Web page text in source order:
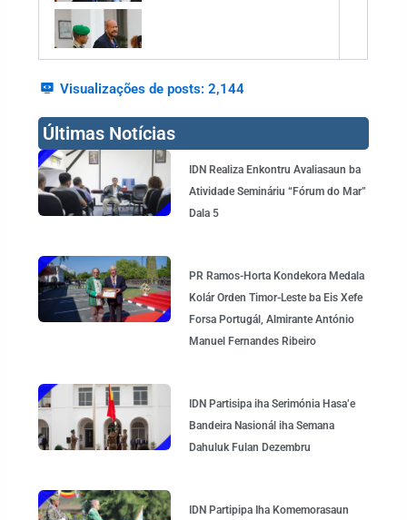
Visualizações de posts: 2,144
Últimas Notícias
IDN Realiza Enkontru Avaliasaun ba
Atividade Semináriu “Fórum do Mar”
Dala 5
PR Ramos-Horta Kondekora Medala
Kolár Orden Timor-Leste ba Eis Xefe
Forsa Portugál, Almirante António
Manuel Fernandes Ribeiro
IDN Partisipa iha Serimónia Hasa’e
Bandeira Nasionál iha Semana
Dahuluk Fulan Dezembru
IDN Partipipa Iha Komemorasaun
Page